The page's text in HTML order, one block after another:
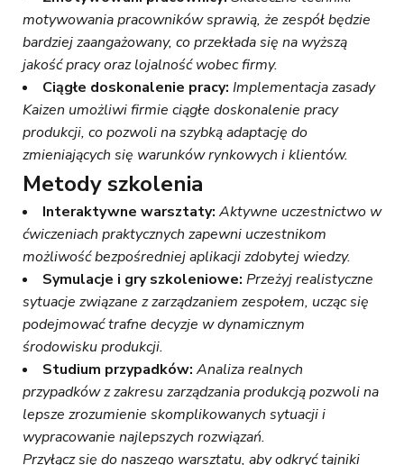
motywowania pracowników sprawią, że zespół będzie
bardziej zaangażowany, co przekłada się na wyższą
jakość pracy oraz lojalność wobec firmy.
Ciągłe doskonalenie pracy: Implementacja zasady
Kaizen umożliwi firmie ciągłe doskonalenie pracy
produkcji, co pozwoli na szybką adaptację do
zmieniających się warunków rynkowych i klientów.
Metodyszkolenia
Interaktywne warsztaty: Aktywne uczestnictwo w
ćwiczeniach praktycznych zapewni uczestnikom
możliwość bezpośredniej aplikacji zdobytej wiedzy.
Symulacje i gry szkoleniowe: Przeżyj realistyczne
sytuacje związane z zarządzaniem zespołem, ucząc się
podejmować trafne decyzje w dynamicznym
środowisku produkcji.
Studium przypadków: Analiza realnych
przypadków z zakresu zarządzania produkcją pozwoli na
lepsze zrozumienie skomplikowanych sytuacji i
wypracowanie najlepszych rozwiązań.
Przyłącz się do naszego warsztatu, aby odkryć tajniki